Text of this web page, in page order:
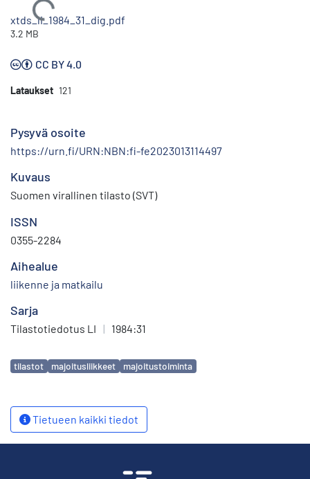
Ladataan...
xtds_li_1984_31_dig.pdf
3.2 MB
CC BY 4.0
Lataukset 121
Pysyvä osoite
https://urn.fi/URN:NBN:fi-fe2023013114497
Kuvaus
Suomen virallinen tilasto (SVT)
ISSN
0355-2284
Aihealue
liikenne ja matkailu
Sarja
Tilastotiedotus LI | 1984:31
Avainsanat
tilastot majoitusliikkeet majoitustoiminta
Tietueen kaikki tiedot